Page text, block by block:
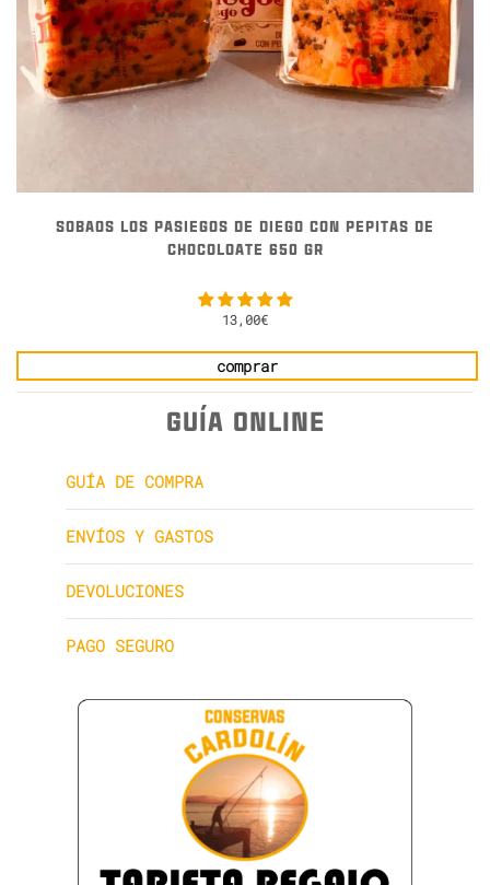
SOBAOS LOS PASIEGOS DE DIEGO CON PEPITAS DE
CHOCOLOATE 650 GR
13,00€
comprar
GUÍA ONLINE
GUÍA DE COMPRA
ENVÍOS Y GASTOS
DEVOLUCIONES
PAGO SEGURO